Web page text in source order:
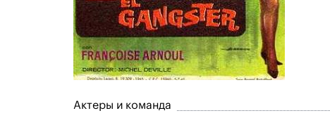
Актеры и команда